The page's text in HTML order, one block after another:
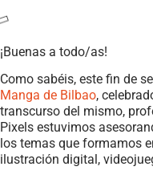
¡Buenas a todo/as!
Como sabéis, este fin de
Manga de Bilbao,
transcurso del mismo,
Pixels estuvimos
los temas que formamos
ilustración digital,